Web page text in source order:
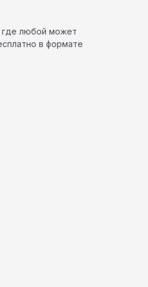
где любой может
в формате